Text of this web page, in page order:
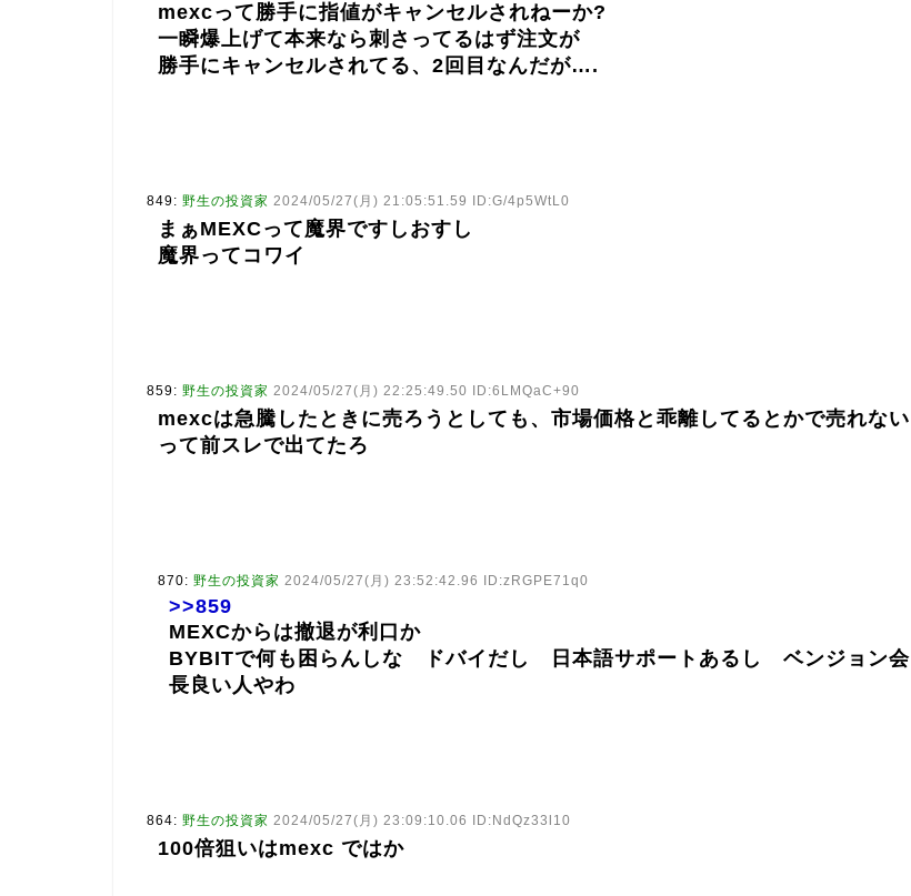
mexcって勝手に指値がキャンセルされねーか?
一瞬爆上げて本来なら刺さってるはず注文が
勝手にキャンセルされてる、2回目なんだが….
849: 野生の投資家 2024/05/27(月) 21:05:51.59 ID:G/4p5WtL0
まぁMEXCって魔界ですしおすし
魔界ってコワイ
859: 野生の投資家 2024/05/27(月) 22:25:49.50 ID:6LMQaC+90
mexcは急騰したときに売ろうとしても、市場価格と乖離してるとかで売れない
って前スレで出てたろ
870: 野生の投資家 2024/05/27(月) 23:52:42.96 ID:zRGPE71q0
>>859
MEXCからは撤退が利口か
BYBITで何も困らんしな ドバイだし 日本語サポートあるし ベンジョン会
長良い人やわ
864: 野生の投資家 2024/05/27(月) 23:09:10.06 ID:NdQz33l10
100倍狙いはmexc ではか